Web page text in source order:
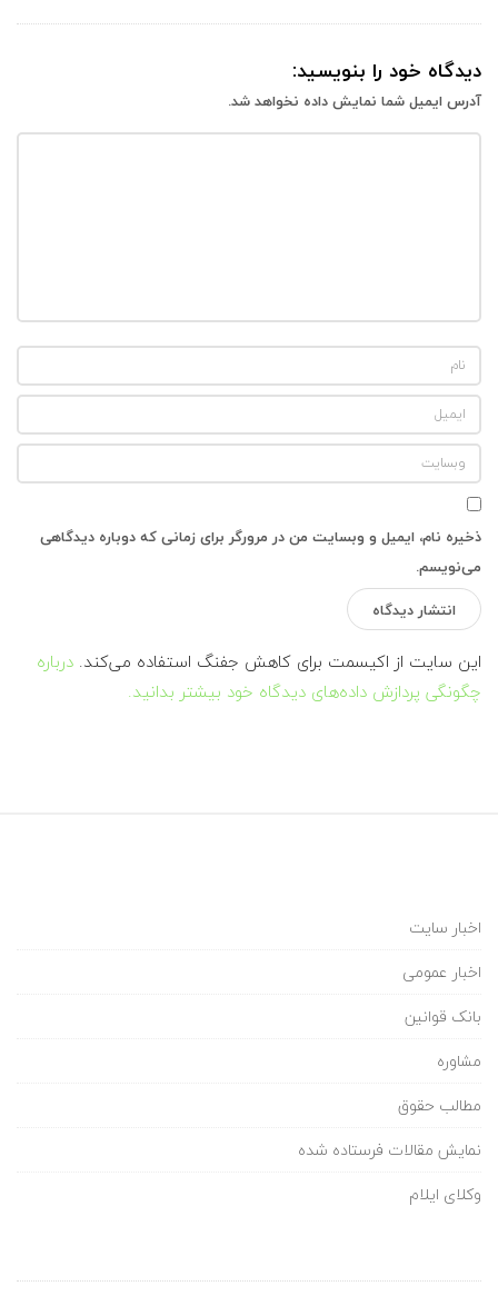
دیدگاه خود را بنویسید:
آدرس ایمیل شما نمایش داده نخواهد شد.
ذخیره نام، ایمیل و وبسایت من در مرورگر برای زمانی که دوباره دیدگاهی
می‌نویسم.
این سایت از اکیسمت برای کاهش جفنگ استفاده می‌کند. درباره
چگونگی پردازش داده‌های دیدگاه خود بیشتر بدانید.
اخبار سایت
اخبار عمومی
بانک قوانین
مشاوره
مطالب حقوق
نمایش مقالات فرستاده شده
وکلای ایلام